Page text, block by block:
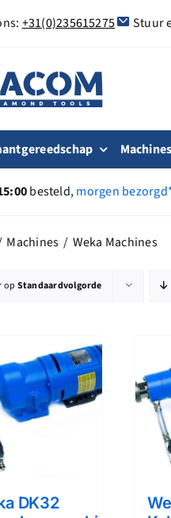
+31(0)235615275 Stuur
Machines
besteld,morgen
Machines Weka Machines
op Standaardvolgorde
DK32